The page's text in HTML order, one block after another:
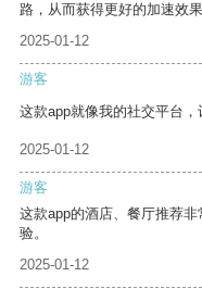
路，从而获得更好的加速效果
2025-01-12
游客
这款app就像我的社交平台，
2025-01-12
游客
这款app的酒店、餐厅推荐
验。
2025-01-12